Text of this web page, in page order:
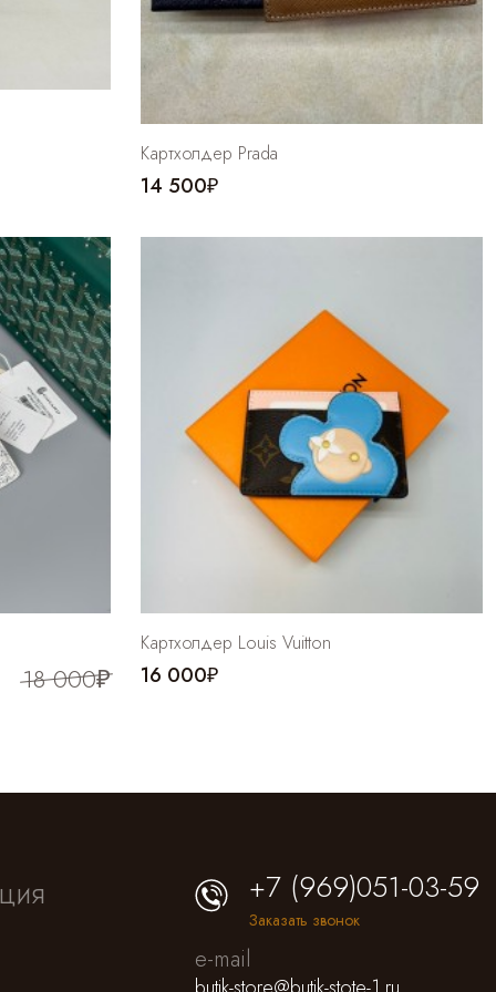
Картхолдер Prada
14 500₽
18 000₽
Картхолдер Louis Vuitton
16 000₽
+7 (969)051-03-59
Заказать звонок
e-mail